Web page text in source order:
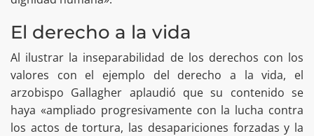
El derecho a la vida
Al ilustrar la inseparabilidad de los derechos con los
valores con el ejemplo del derecho a la vida, el
arzobispo Gallagher aplaudió que su contenido se
haya «ampliado progresivamente con la lucha contra
los actos de tortura, las desapariciones forzadas y la